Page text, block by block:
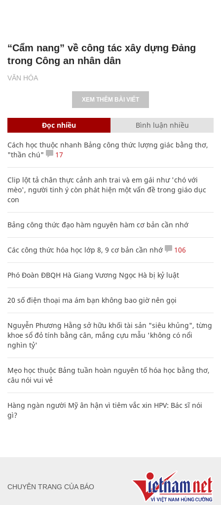
VĂN HÓA
“Cẩm nang” về công tác xây dựng Đảng
trong Công an nhân dân
XEM THÊM BÀI VIẾT
Đọc nhiều Bình luận nhiều
Cách học thuộc nhanh Bảng công thức lượng giác bằng thơ,
"thần chú"
17
Clip lột tả chân thực cảnh anh trai và em gái như 'chó với
mèo', người tinh ý còn phát hiện một vấn đề trong giáo dục
con
Bảng công thức đạo hàm nguyên hàm cơ bản cần nhớ
Các công thức hóa học lớp 8, 9 cơ bản cần nhớ 106
Phó Đoàn ĐBQH Hà Giang Vương Ngọc Hà bị kỷ luật
20 số điện thoại ma ám bạn không bao giờ nên gọi
Nguyễn Phương Hằng sở hữu khối tài sản "siêu khủng", từng
khoe sổ đỏ tính bằng cân, mắng cựu mẫu 'không có nổi
nghìn tỷ'
Mẹo học thuộc Bảng tuần hoàn nguyên tố hóa học bằng thơ,
câu nói vui vẻ
Hàng ngàn người Mỹ ân hận vì tiêm vắc xin HPV: Bác sĩ nói
gì?
CHUYÊN TRANG CỦA BÁO